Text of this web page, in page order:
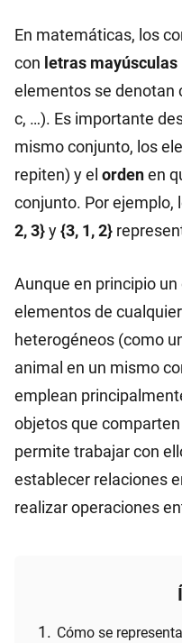
En matemáticas, los
con letras mayúsculas
elementos se denotan
c, …). Es importante
mismo conjunto, los
repiten) y el ordenen
conjunto. Por ejemplo,
2, 3}y{3, 1, 2}
Aunque en principio
elementos de
heterogéneos (como
animal en un mismo
emplean
objetos que
permite trabajar con
establecer relaciones
realizar operaciones
Cómo se